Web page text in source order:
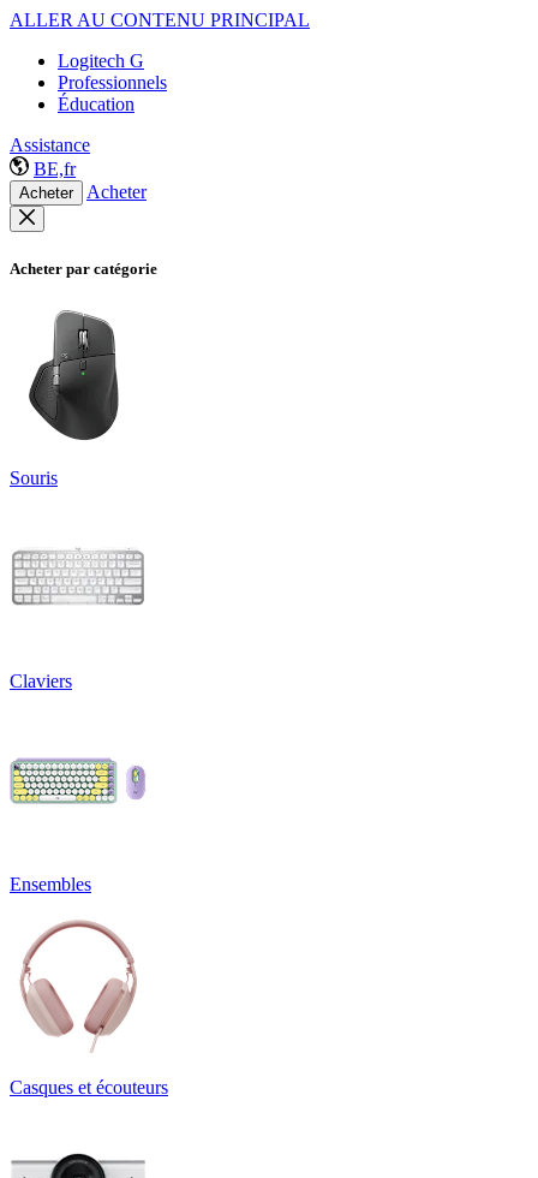
ALLER AU CONTENU PRINCIPAL
Logitech G
Professionnels
Éducation
Assistance
BE,fr
Acheter Acheter
Acheter par catégorie
Souris
Claviers
Ensembles
Casques et écouteurs